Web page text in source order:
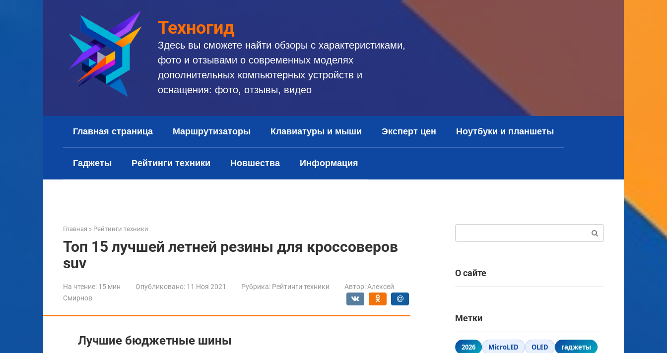
Техногид
Здесь вы сможете найти обзоры с характеристиками,
фото и отзывами о современных моделях
дополнительных компьютерных устройств и
оснащения: фото, отзывы, видео
Главная страница Маршрутизаторы Клавиатуры и мыши Эксперт цен Ноутбуки и планшеты
Гаджеты Рейтинги техники Новшества Информация
Главная » Рейтинги техники
Топ 15 лучшей летней резины для кроссоверов
suv
На чтение: 15 мин Опубликовано: 11 Ноя 2021 Рубрика: Рейтинги техники Автор: Алексей
Смирнов
Лучшие бюджетные шины
О сайте
Метки
2026 MicroLED OLED
гаджеты